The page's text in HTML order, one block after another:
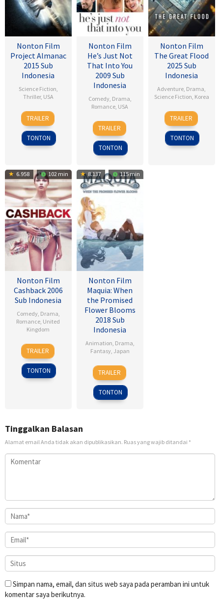
Nonton Film
Project Almanac
2015 Sub
Indonesia
Science Fiction,
Thriller, USA
28
Jan
2015
Dean
Israelite
TRAILER
TONTON
Nonton Film
He’s Just Not
That Into You
2009 Sub
Indonesia
Comedy, Drama,
Romance, USA
6
Feb
2009
Ken
Kwapis
TRAILER
TONTON
Nonton Film
The Great Flood
2025 Sub
Indonesia
Adventure, Drama,
Science Fiction, Korea
18
Sep
2025
Kim
Byung-
woo
TRAILER
TONTON
6.958 102 min
Nonton Film
Cashback 2006
Sub Indonesia
Comedy, Drama,
Romance, United
Kingdom
17
Jan
2007
Sean
Ellis
TRAILER
TONTON
8.137 115 min
Nonton Film
Maquia: When
the Promised
Flower Blooms
2018 Sub
Indonesia
Animation, Drama,
Fantasy, Japan
24
Feb
2018
Heo
Jong
TRAILER
TONTON
Tinggalkan Balasan
Alamat email Anda tidak akan dipublikasikan. Ruas yang wajib ditandai *
Simpan nama, email, dan situs web saya pada peramban ini untuk
komentar saya berikutnya.